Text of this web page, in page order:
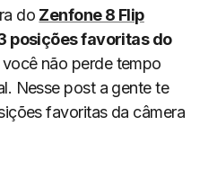
do Zenfone 8 Flip
posições favoritas do
não perde tempo
Nesse post a gente te
favoritas da câmera